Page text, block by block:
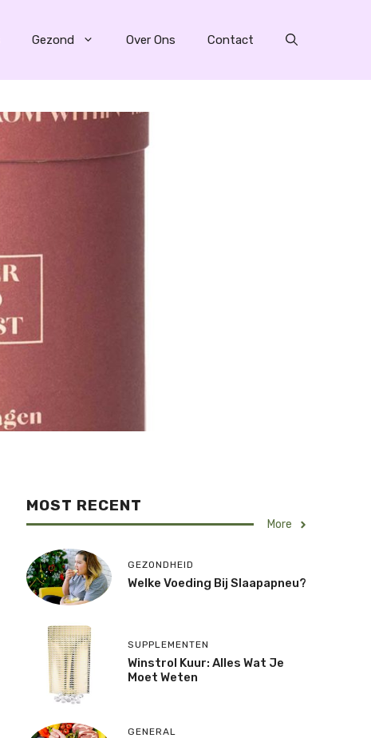
Gezond Over Ons Contact
MOST RECENT
More
GEZONDHEID
Welke Voeding Bij Slaapapneu?
SUPPLEMENTEN
Winstrol Kuur: Alles Wat Je
Moet Weten
GENERAL